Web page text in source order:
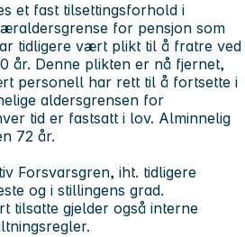
et fast tilsettingsforhold i
for pensjon som
tidligere vært plikt til å fratre ved
år. Denne plikten er nå fjernet,
personell har rett til å fortsette i
aldersgrensen for
tid er fastsatt i lov. Alminnelig
72 år.
Forsvarsgren, iht. tidligere
og i stillingens grad.
tilsatte gjelder også interne